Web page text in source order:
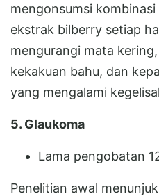
mengonsumsi
ekstrak bilberry setiap
mengurangi mata
kekakuan bahu, dan
yang mengalami
5. Glaukoma
Lama pengobatan
Penelitian awal